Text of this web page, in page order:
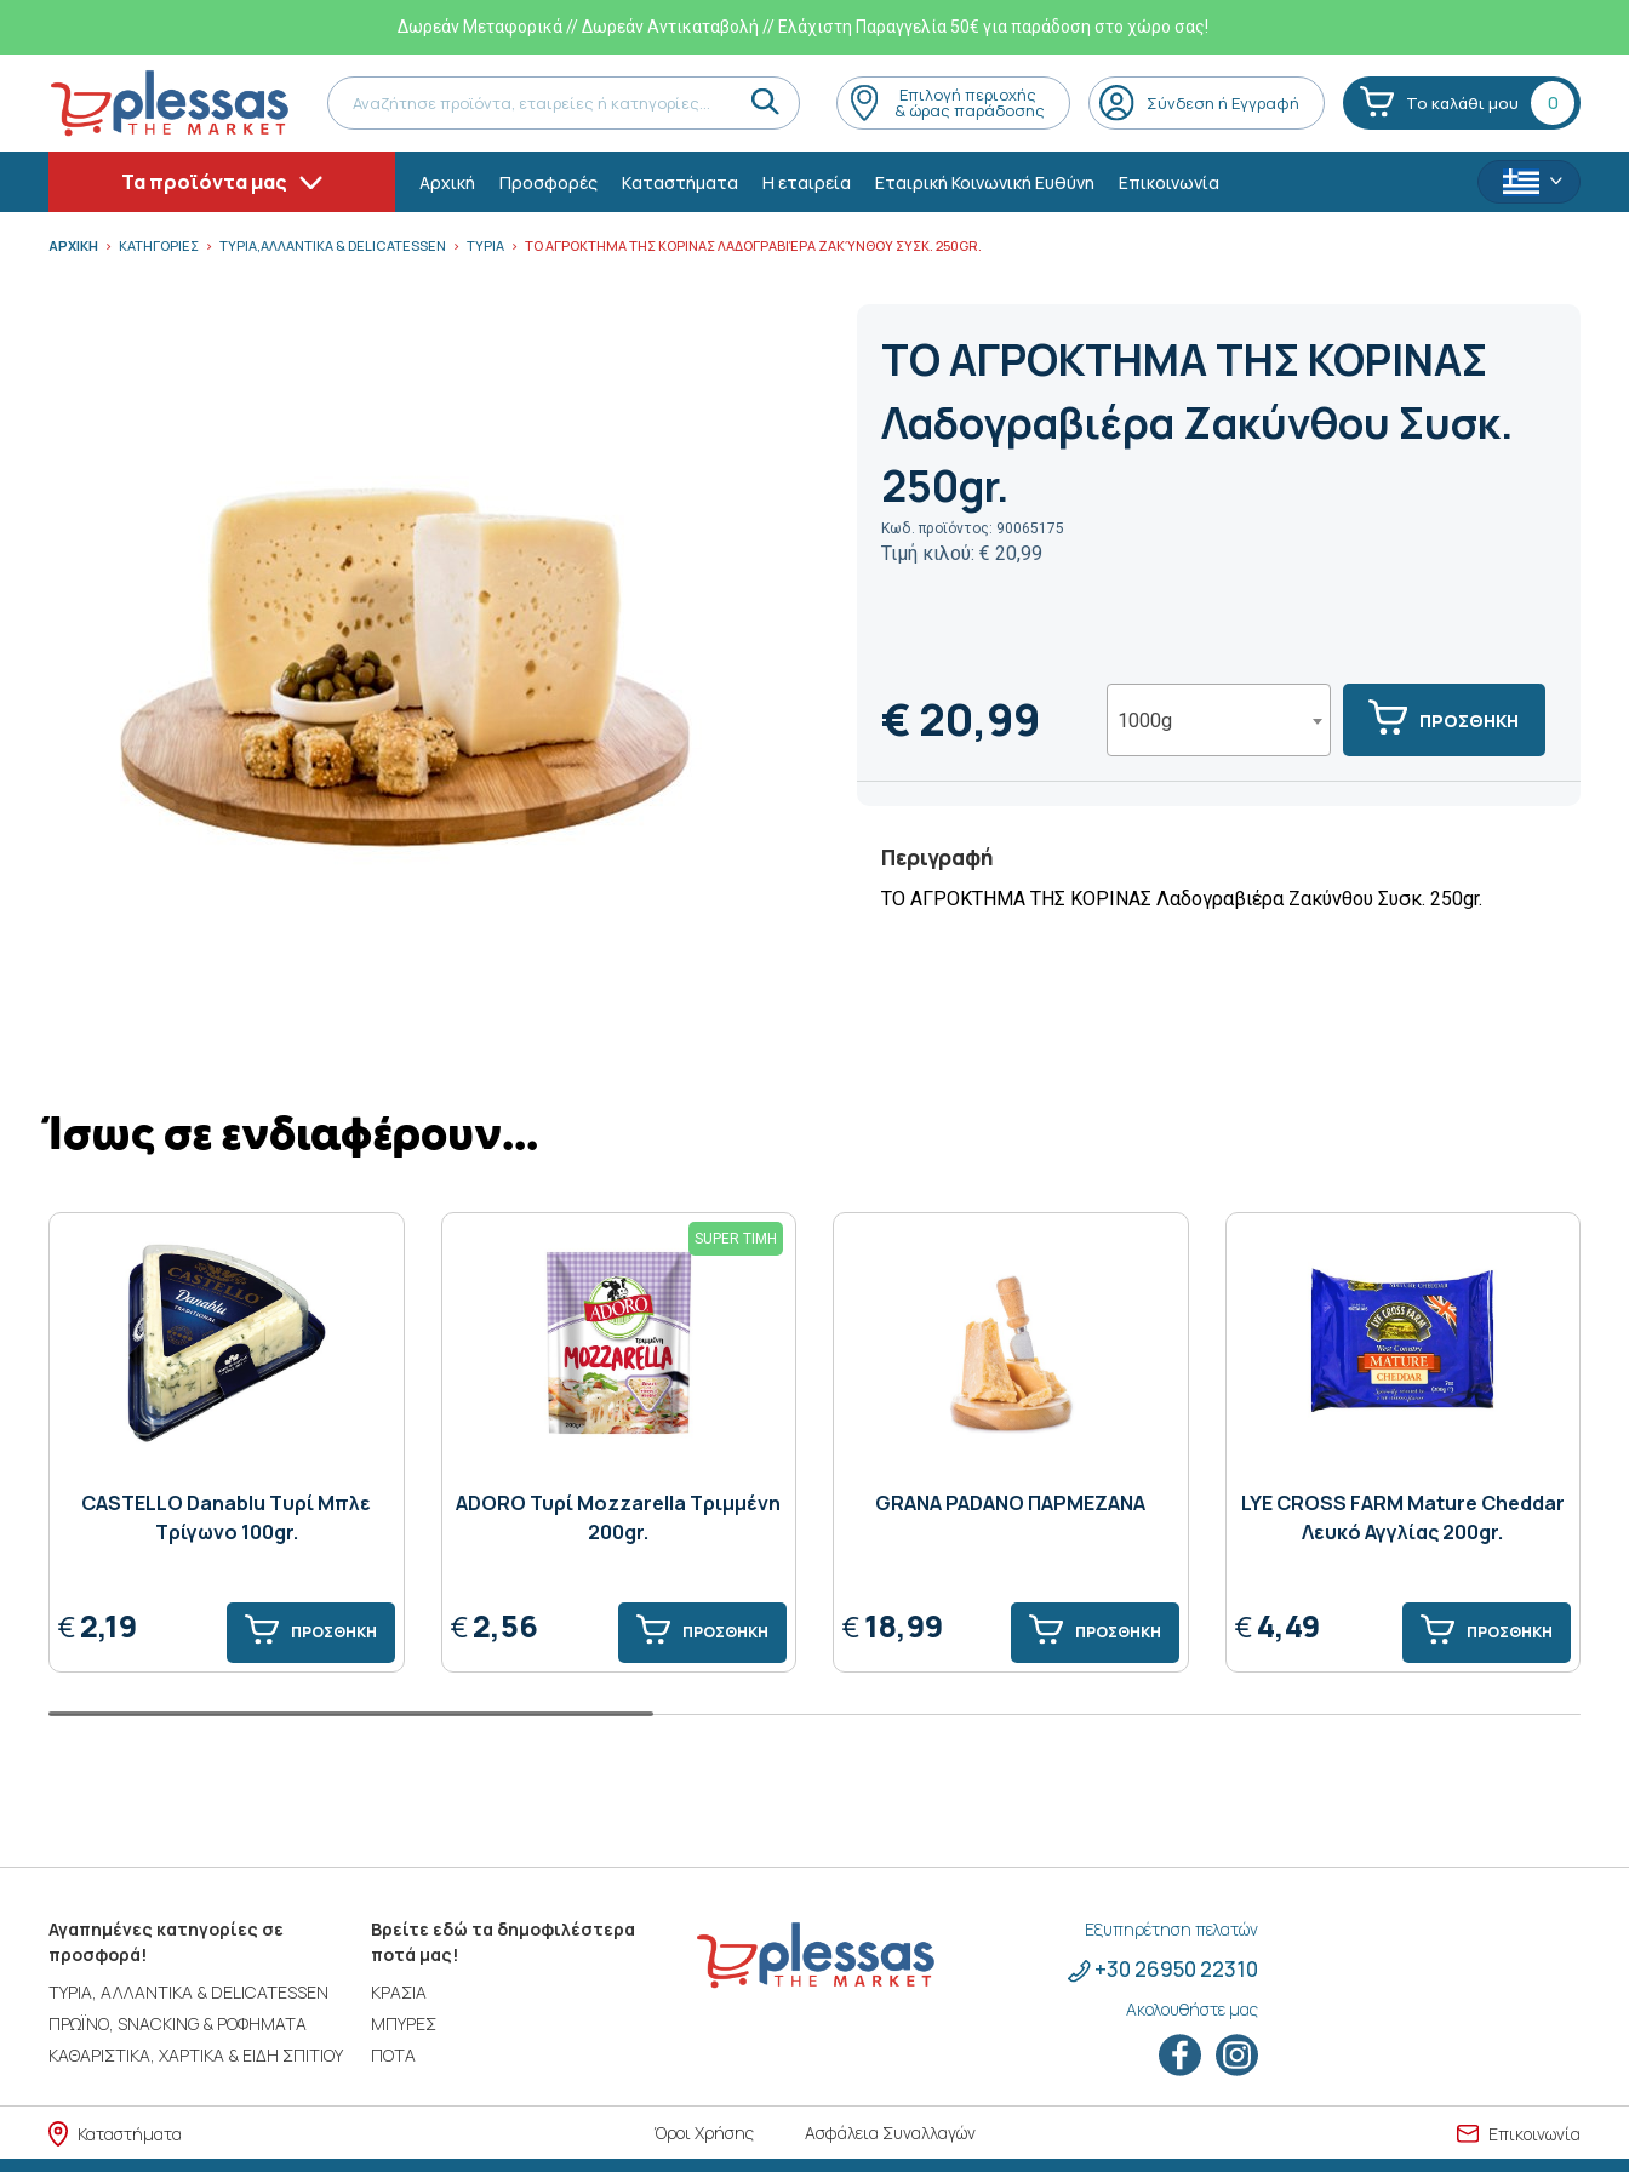
Δωρεάν Μεταφορικά // Δωρεάν Αντικαταβολή // Ελάχιστη Παραγγελία 50€ για παράδοση στο χώρο σας!
Eπιλογή περιοχής
& ώρας παράδοσης Σύνδεση ή Εγγραφή Το καλάθι μου 0
Τα προϊόντα μας Αρχική Προσφορές Kαταστήματα Η εταιρεία Εταιρική Κοινωνική Ευθύνη Επικοινωνία
ΑΡΧΙΚΗ ΚΑΤΗΓΟΡΙΕΣ ΤΥΡΙΑ,ΑΛΛΑΝΤΙΚΑ & DELICATESSEN ΤΥΡΙΑ ΤΟ ΑΓΡΟΚΤΗΜΑ ΤΗΣ ΚΟΡΙΝΑΣ ΛΑΔΟΓΡΑΒΙΈΡΑ ΖΑΚΎΝΘΟΥ ΣΥΣΚ. 250GR.
ΤΟ ΑΓΡΟΚΤΗΜΑ ΤΗΣ ΚΟΡΙΝΑΣ
Λαδογραβιέρα Ζακύνθου Συσκ.
250gr.
Κωδ. προϊόντος: 90065175
Τιμή κιλού: € 20,99
€ 20,99 1000g ΠΡΟΣΘΗΚΗ
Περιγραφή
ΤΟ ΑΓΡΟΚΤΗΜΑ ΤΗΣ ΚΟΡΙΝΑΣ Λαδογραβιέρα Ζακύνθου Συσκ. 250gr.
Ίσως σε ενδιαφέρουν...
CASTELLO Danablu Tυρί Mπλε
Tρίγωνο 100gr.
€2,19 ΠΡΟΣΘΗΚΗ
SUPER ΤΙΜΗ
ADORO Τυρί Μozzarella Τριμμένη
200gr.
€2,56 ΠΡΟΣΘΗΚΗ
GRANA PADANO ΠΑΡΜΕΖΑΝΑ
€18,99 ΠΡΟΣΘΗΚΗ
LYE CROSS FARM Mature Cheddar
Λευκό Αγγλίας 200gr.
€4,49 ΠΡΟΣΘΗΚΗ
Αγαπημένες κατηγορίες σε
προσφορά!
ΤΥΡΙΑ, ΑΛΛΑΝΤΙΚΑ & DELICATESSEN
ΠΡΩΪΝΟ, SNACKING & ΡΟΦΗΜΑΤΑ
ΚΑΘΑΡΙΣΤΙΚΑ, ΧΑΡΤΙΚΑ & ΕΙΔΗ ΣΠΙΤΙΟΥ
Βρείτε εδώ τα δημοφιλέστερα
ποτά μας!
ΚΡΑΣΙΑ
ΜΠΥΡΕΣ
ΠΟΤΑ
Εξυπηρέτηση πελατών
+30 26950 22310
Ακολουθήστε μας
Καταστήματα Όροι Χρήσης Ασφάλεια Συναλλαγών Επικοινωνία